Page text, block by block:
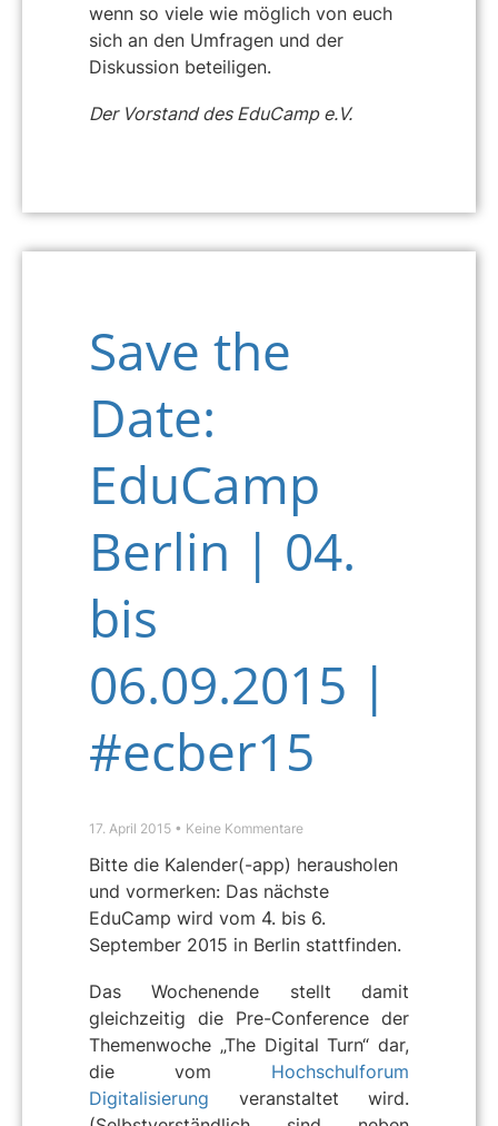
wenn so viele wie möglich von euch
sich an den Umfragen und der
Diskussion beteiligen.
Der Vorstand des EduCamp e.V.
Save the
Date:
EduCamp
Berlin | 04.
bis
06.09.2015 |
#ecber15
17. April 2015 Keine Kommentare
Bitte die Kalender(-app) herausholen
und vormerken: Das nächste
EduCamp wird vom 4. bis 6.
September 2015 in Berlin stattfinden.
Das Wochenende stellt damit
gleichzeitig die Pre-Conference der
Themenwoche „The Digital Turn“ dar,
die vom Hochschulforum
Digitalisierung veranstaltet wird.